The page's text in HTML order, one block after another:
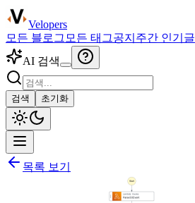
Velopers
모든 블로그 모든 태그공지 주간 인기글
AI 검색
검색 초기화
목록 보기